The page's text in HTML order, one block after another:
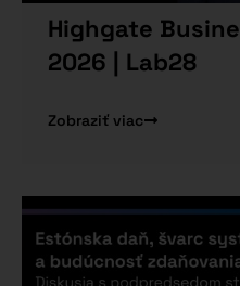
Highgate
2026 | Lab28
Zobraziť viac